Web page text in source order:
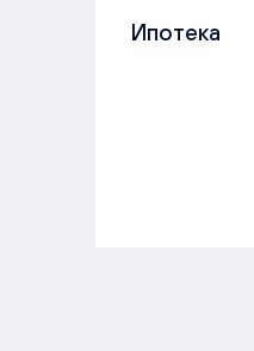
Ипотека